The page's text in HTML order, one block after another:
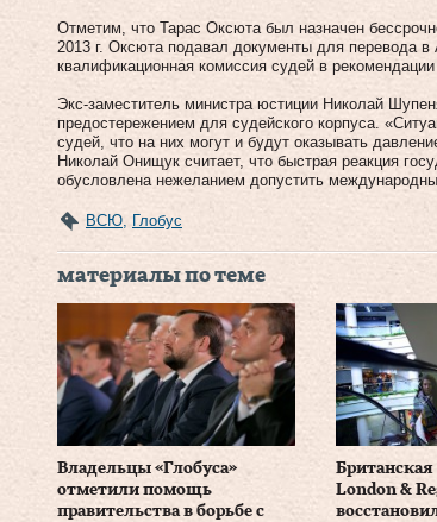
Отметим, что Тарас Оксюта был назначен
2013 г. Оксюта подавал документы для перевода
квалификационная комиссия судей в рекомендации
Экс-заместитель министра юстиции Николай
предостережением для судейского корпуса.
судей, что на них могут и будут оказывать
Николай Онищук считает, что быстрая реакция
обусловлена нежеланием допустить
ВСЮ, Глобус
материалы по теме
Владельцы «Глобуса»
отметили помощь
правительства в борьбе с
London &